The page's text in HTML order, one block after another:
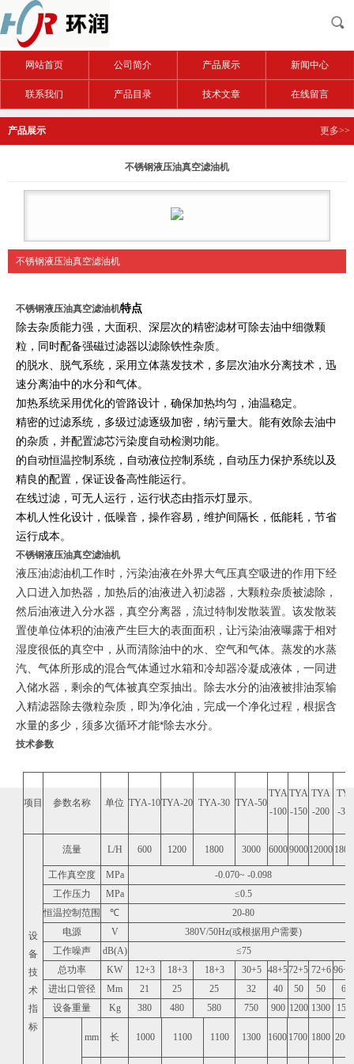
网站首页 公司简介 产品展示 新闻中心
联系我们 产品目录 技术文章 在线留言
产品展示 更多>>
不锈钢液压油真空滤油机
不锈钢液压油真空滤油机
不锈钢液压油真空滤油机特点
除去杂质能力强，大面积、深层次的精密滤材可除去油中细微颗
粒，同时配备强磁过滤器以滤除铁性杂质。
的脱水、脱气系统，采用立体蒸发技术，多层次油水分离技术，迅
速分离油中的水分和气体。
加热系统采用优化的管路设计，确保加热均匀，油温稳定。
精密的过滤系统，多级过滤逐级加密，纳污量大。能有效除去油中
的杂质，并配置滤芯污染度自动检测功能。
的自动恒温控制系统，自动液位控制系统，自动压力保护系统以及
精良的配置，保证设备高性能运行。
在线过滤，可无人运行，运行状态由指示灯显示。
本机人性化设计，低噪音，操作容易，维护间隔长，低能耗，节省
运行成本。
不锈钢液压油真空滤油机
液压油滤油机工作时，污染油液在外界大气压真空吸进的作用下经
入口进入加热器，加热后的油液进入初滤器，大颗粒杂质被滤除，
然后油液进入分水器，真空分离器，流过特制发散装置。该发散装
置使单位体积的油液产生巨大的表面面积，让污染油液曝露于相对
湿度很低的真空中，从而清除油中的水、空气和气体。蒸发的水蒸
汽、气体所形成的混合气体通过水箱和冷却器冷凝成液体，一同进
入储水器，剩余的气体被真空泵抽出。除去水分的油液被排油泵输
入精滤器除去微粒杂质，即为净化油，完成一个净化过程，根据含
水量的多少，须多次循环才能*除去水分。
技术参数
项目 参数名称 单位 TYA-10TYA-20 TYA-30 TYA-50
TYA
-100
TYA
-150
TYA
-200
-300
设
备
技
术
指
标
流量 L/H 600 1200 1800 3000 6000900012000
工作真空度 MPa
-0.070~ -0.098
工作压力
MPa ≤0.5
恒温控制范围
℃
20-80
电源
V 380V/50Hz(或根据用户需要)
工作噪声
dB(A) ≤75
总功率
KW 12+3 18+3 18+3 30+5 48+572+5 72+6
进出口管径
Mm 21 25 25 32 40 50 50
65
设备重量
Kg 380 480 580 750 900 1200 1300
mm 长 1000 1100 1100 1300 1600 1700 1800 2000